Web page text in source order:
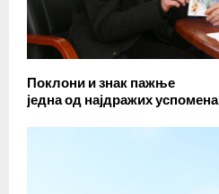
Поклони и знак пажње
једна од најдражих успомена